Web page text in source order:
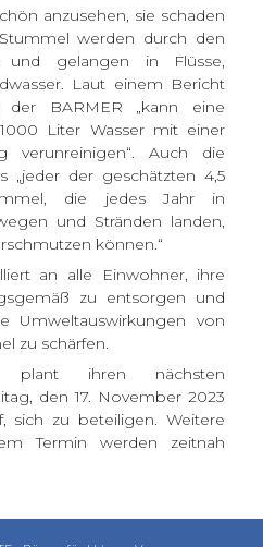
anzusehen, sie schaden
werden durch den
und gelangen in Flüsse,
Laut einem Bericht
der BARMER „kann eine
Liter Wasser mit einer
verunreinigen“. Auch die
„jeder der geschätzten 4,5
die jedes Jahr in
und Stränden landen,
können.“
an alle Einwohner, ihre
zu entsorgen und
Umweltauswirkungen von
zu schärfen.
plant ihren nächsten
den 17. November 2023
sich zu beteiligen. Weitere
Termin werden zeitnah